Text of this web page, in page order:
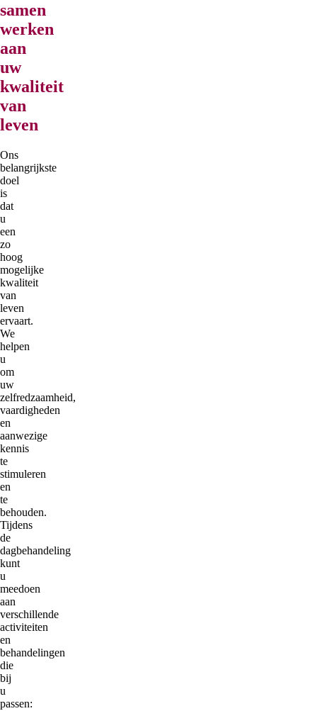
samen
werken
aan
uw
kwaliteit
van
leven
Ons
belangrijkste
doel
is
dat
u
een
zo
hoog
mogelijke
kwaliteit
van
leven
ervaart.
We
helpen
u
om
uw
zelfredzaamheid,
vaardigheden
en
aanwezige
kennis
te
stimuleren
en
te
behouden.
Tijdens
de
dagbehandeling
kunt
u
meedoen
aan
verschillende
activiteiten
en
behandelingen
die
bij
u
passen: